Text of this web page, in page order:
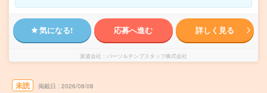
気になる! 応募へ進む 詳しく見る
派遣会社 パーソルテンプスタッフ株式会社
未読 掲載日 2026/08/08